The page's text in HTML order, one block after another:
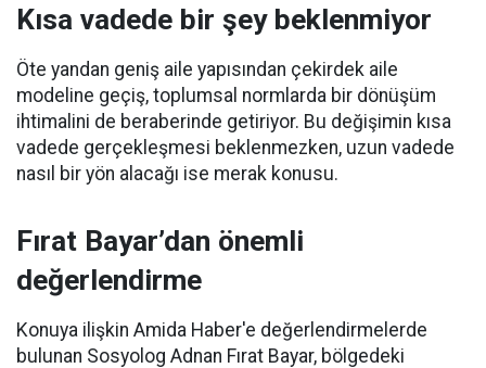
Kısa vadede bir şey beklenmiyor
Öte yandan geniş aile yapısından çekirdek aile
modeline geçiş, toplumsal normlarda bir dönüşüm
ihtimalini de beraberinde getiriyor. Bu değişimin kısa
vadede gerçekleşmesi beklenmezken, uzun vadede
nasıl bir yön alacağı ise merak konusu.
Fırat Bayar’dan önemli
değerlendirme
Konuya ilişkin Amida Haber'e değerlendirmelerde
bulunan Sosyolog Adnan Fırat Bayar, bölgedeki